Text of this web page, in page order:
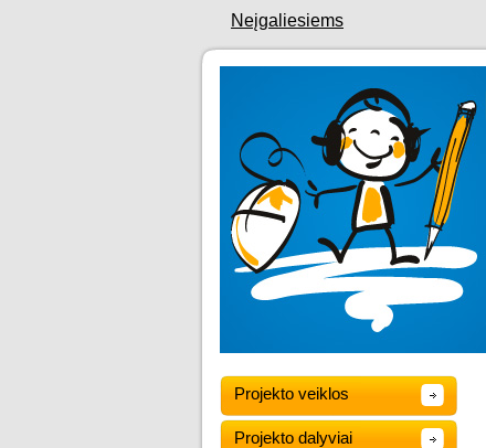
Neįgaliesiems
Projekto veiklos
Projekto dalyviai